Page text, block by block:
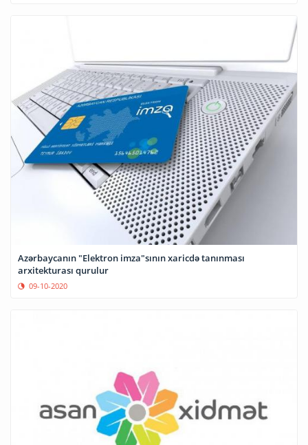
Azərbaycanın "Elektron imza"sının xaricdə tanınması
arxitekturası qurulur
09-10-2020